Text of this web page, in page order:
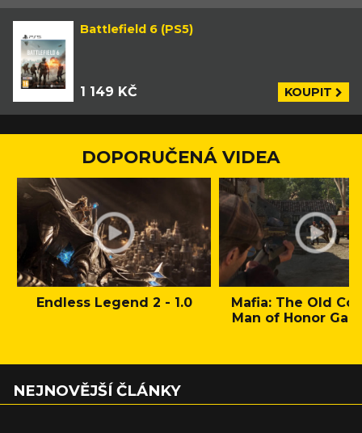
Battlefield 6 (PS5)
1 149 KČ KOUPIT
DOPORUČENÁ VIDEA
Endless Legend 2 - 1.0
Mafia: The Old
Man of Honor
NEJNOVĚJŠÍ ČLÁNKY